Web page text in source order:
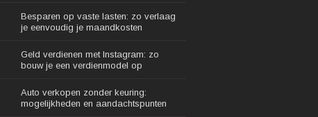
Besparen op vaste lasten: zo verlaag
je eenvoudig je maandkosten
Geld verdienen met Instagram: zo
bouw je een verdienmodel op
Auto verkopen zonder keuring:
mogelijkheden en aandachtspunten